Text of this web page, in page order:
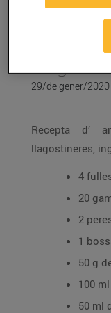
kale
29/de gener/2020
Recepta d’
llagostineres,
4
20
2
1
50 g
100
50 ml